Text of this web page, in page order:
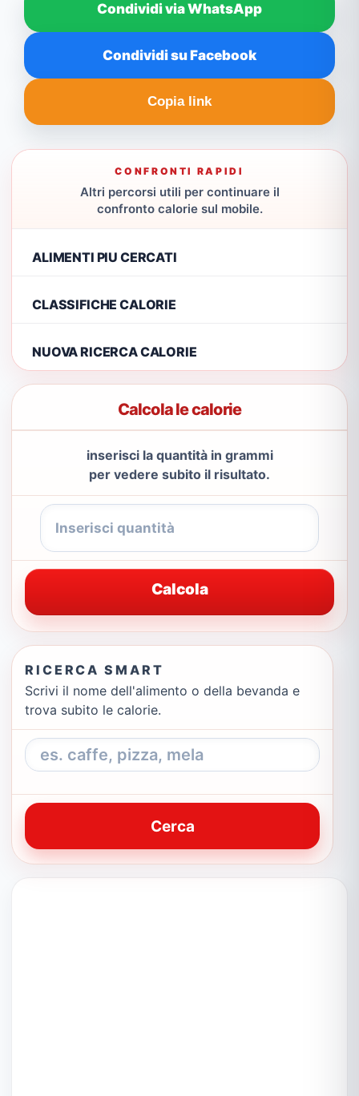
Condividi via WhatsApp
Condividi su Facebook
Copia link
CONFRONTI RAPIDI
Altri percorsi utili per continuare il
confronto calorie sul mobile.
ALIMENTI PIU CERCATI
CLASSIFICHE CALORIE
NUOVA RICERCA CALORIE
Calcola le calorie
inserisci la quantità in grammi
per vedere subito il risultato.
Calcola
RICERCA SMART
Scrivi il nome dell'alimento o della bevanda e
trova subito le calorie.
Cerca